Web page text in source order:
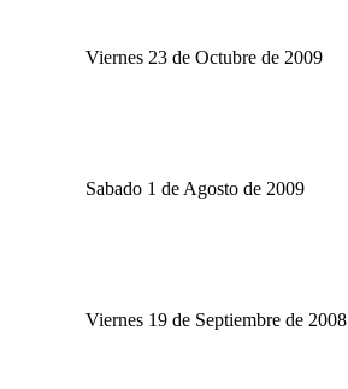
Viernes 23 de Octubre de 2009
Sabado 1 de Agosto de 2009
Viernes 19 de Septiembre de 2008